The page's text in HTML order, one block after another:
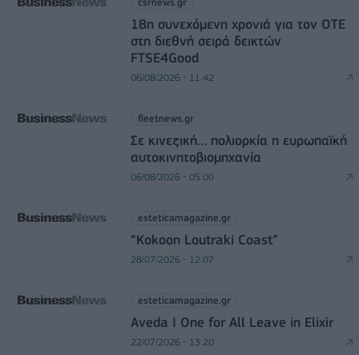
18η συνεχόμενη χρονιά για τον ΟΤΕ
στη διεθνή σειρά δεικτών
FTSE4Good
06/08/2026 - 11:42
fleetnews.gr
Σε κινεζική… πολιορκία η ευρωπαϊκή
αυτοκινητοβιομηχανία
06/08/2026 - 05:00
esteticamagazine.gr
“Kokoon Loutraki Coast”
28/07/2026 - 12:07
esteticamagazine.gr
Aveda I One for All Leave in Elixir
22/07/2026 - 13:20